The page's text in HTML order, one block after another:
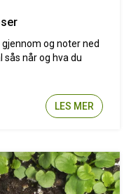
og noter ned
sås når og hva du
LES MER